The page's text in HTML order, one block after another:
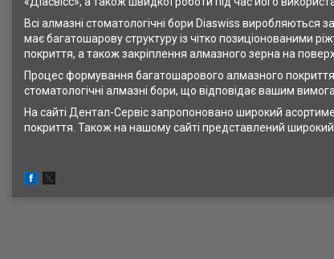
Всі алмазні стоматологічні бори Diaswiss виробляються
має багатошарову структуру із чітко позиціонованими
покриття, а також закріплення алмазного зерна на
Процес формування багатошарового алмазного
стоматологічні алмазні бори, що відповідає вашим
На сайті Дентал-Сервіс запропоновано широкий
покриття. Також на нашому сайті представлений широкий